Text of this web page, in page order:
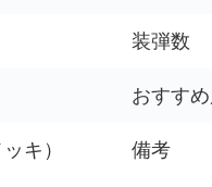
装弾数
おすす
キ） 備考